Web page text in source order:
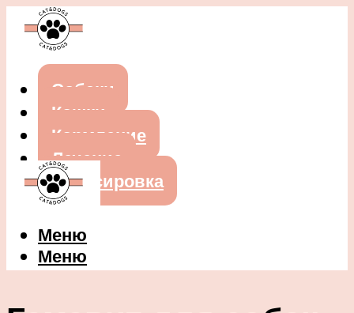
Собаки
Кошки
Кормление
Лечение
Дрессировка
Меню
Меню